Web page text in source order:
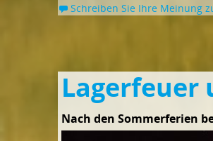
Schreiben Sie Ihre Meinung
Lagerfeuer
Nach den Sommerferien